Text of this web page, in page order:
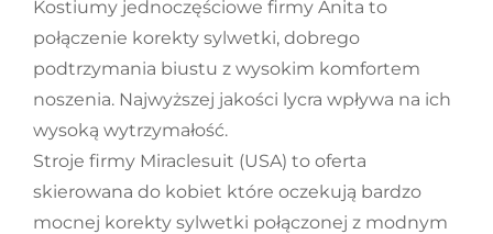
Kostiumy jednoczęściowe firmy Anita to
połączenie korekty sylwetki, dobrego
podtrzymania biustu z wysokim komfortem
noszenia. Najwyższej jakości lycra wpływa na ich
wysoką wytrzymałość.
Stroje firmy Miraclesuit (USA) to oferta
skierowana do kobiet które oczekują bardzo
mocnej korekty sylwetki połączonej z modnym